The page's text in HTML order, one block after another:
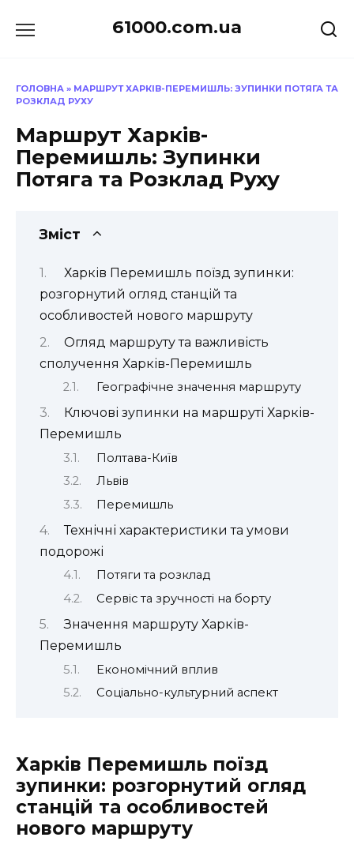
до
61000.com.ua
ГОЛОВНА » МАРШРУТ ХАРКІВ-ПЕРЕМИШЛЬ: ЗУПИНКИ ПОТЯГА ТА
РОЗКЛАД РУХУ
Маршрут Харків-
Перемишль: Зупинки
Потяга та Розклад Руху
Зміст
Харків Перемишль поїзд зупинки:
розгорнутий огляд станцій та
особливостей нового маршруту
Огляд маршруту та важливість
сполучення Харків-Перемишль
Географічне значення маршруту
Ключові зупинки на маршруті Харків-
Перемишль
Полтава-Київ
Львів
Перемишль
Технічні характеристики та умови
подорожі
Потяги та розклад
Сервіс та зручності на борту
Значення маршруту Харків-
Перемишль
Економічний вплив
Соціально-культурний аспект
Харків Перемишль поїзд
зупинки: розгорнутий огляд
станцій та особливостей
нового маршруту